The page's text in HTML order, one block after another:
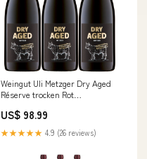
Weingut Uli Metzger Dry Aged
Réserve trocken Rot
Stentz
US$ 98.99
★★★★★ 4.9 (26 reviews)